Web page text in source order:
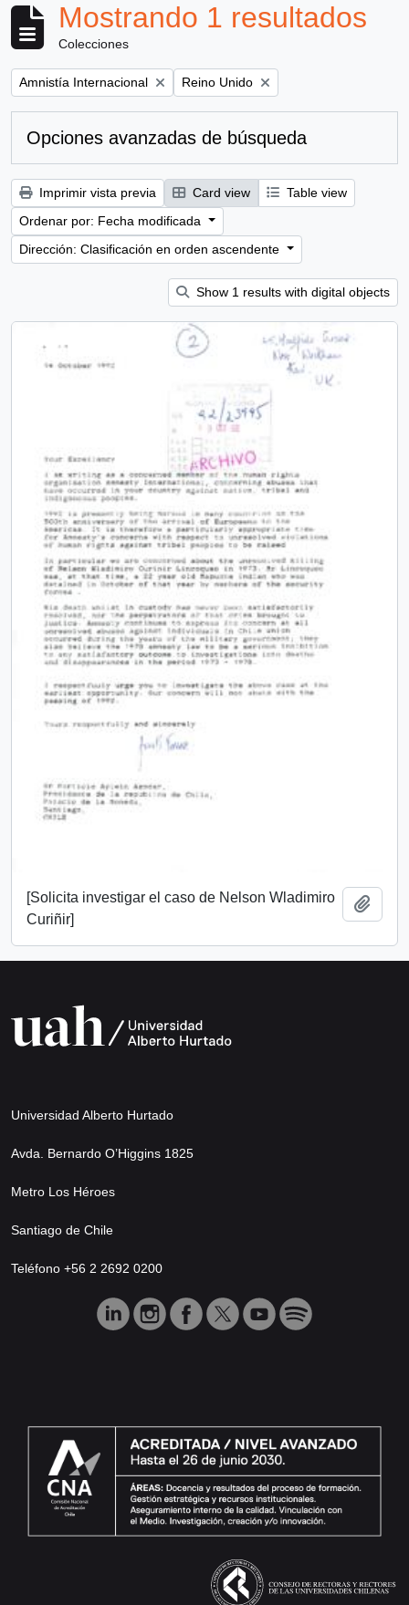
Mostrando 1 resultados
Colecciones
Remove filter:
Amnistía Internacional Remove filter:
Reino Unido
Opciones avanzadas de búsqueda
Imprimir vista previa Card view
Table view
Ordenar por: Fecha modificada
Dirección: Clasificación en orden ascendente
Show 1 results with digital objects
[Solicita investigar el caso de Nelson Wladimiro
Curiñir]
Universidad Alberto Hurtado
Avda. Bernardo O’Higgins 1825
Metro Los Héroes
Santiago de Chile
Teléfono +56 2 2692 0200